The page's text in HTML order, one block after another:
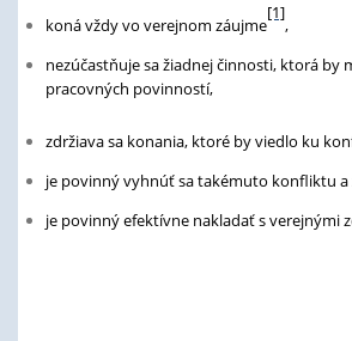
koná vždy vo verejnom záujme
[1]
,
nezúčastňuje sa žiadnej činnosti, ktorá
pracovných povinností,
zdržiava sa konania, ktoré by viedlo ku
je povinný vyhnúť sa takémuto konfliktu
je povinný efektívne nakladať s verejnými